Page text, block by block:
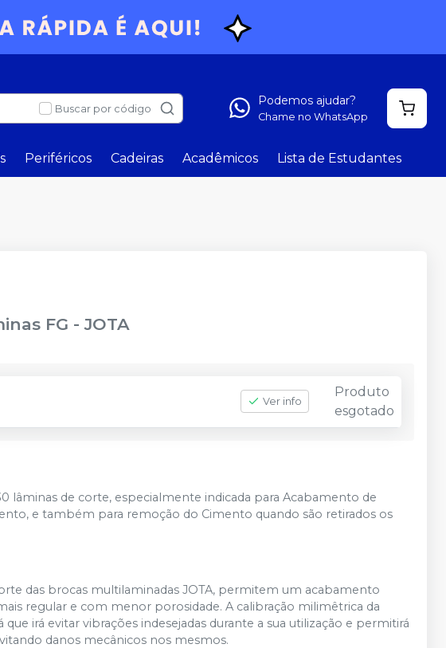
Buscar por código
Podemos ajudar?
Chame no WhatsApp
Periféricos Cadeiras Acadêmicos Lista de Estudantes
FG -JOTA
Ver info
Produto
esgotado
lâminas de corte, especialmente indicada para Acabamento de
e também para remoção do Cimento quando são retirados os
das brocas multilaminadas JOTA, permitem um acabamento
regular e com menor porosidade. A calibração milimêtrica da
irá evitar vibrações indesejadas durante a sua utilização e permitirá
danos mecânicos nos mesmos.